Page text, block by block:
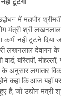
टूटेगा
में महापौर
मंत्री श्री
कभी नहीं टूटने दिया
लखनलाल देवांगन के
बस्तियों, मोहल्लों,
लगातार
कहा कि आज यहॉं
हैं, जो उद्योग मंत्री